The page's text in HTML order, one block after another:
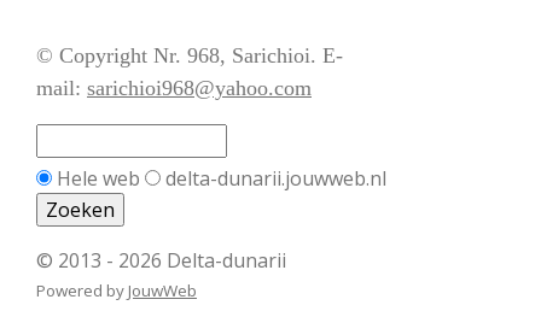
© Copyright Nr. 968, Sarichioi. E-
mail: sarichioi968@yahoo.com
Hele web delta-dunarii.jouwweb.nl
© 2013 - 2026 Delta-dunarii
Powered by JouwWeb